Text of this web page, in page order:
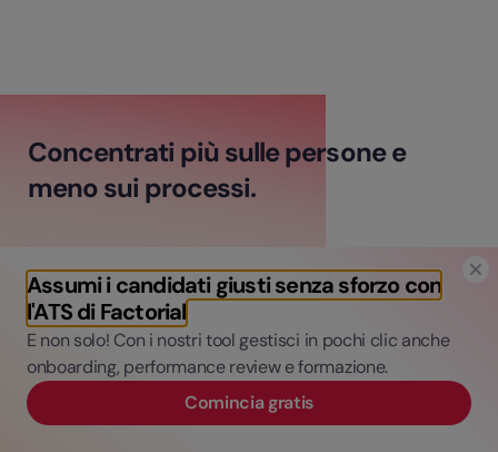
Assumi i candidati giusti senza sforzo con
l'ATS di Factorial
E non solo! Con i nostri tool gestisci in pochi clic anche
onboarding, performance review e formazione.
Comincia gratis
Concentrati più sulle persone e
meno sui processi.
talenti e della finanza su un'unica
piattaforma.
Automatizza le attività amministrative per
risparmiare tempo e denaro.
Ottieni analisi basate sui dati per prendere